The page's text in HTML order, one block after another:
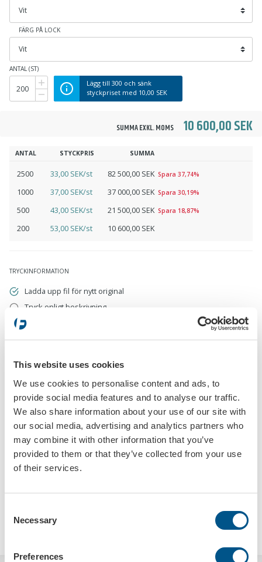
This website uses cookies
We use cookies to personalise content and ads, to
provide social media features and to analyse our traffic.
We also share information about your use of our site with
our social media, advertising and analytics partners who
may combine it with other information that you’ve
provided to them or that they’ve collected from your use
of their services.
Selection
Necessary
Preferences
FÄRG PÅ LOCK
ANTAL (ST)
Lägg till 300 och sänk
styckpriset med 10,00 SEK
SUMMA EXKL. MOMS 10 600,00 SEK
ANTAL STYCKPRIS SUMMA
2500 33,00 SEK/st 82 500,00 SEK Spara 37,74%
1000 37,00 SEK/st 37 000,00 SEK Spara 30,19%
500 43,00 SEK/st 21 500,00 SEK Spara 18,87%
200 53,00 SEK/st 10 600,00 SEK
TRYCKINFORMATION
Ladda upp fil för nytt original
Tryck enligt beskrivning
Tryck enligt beskrivning